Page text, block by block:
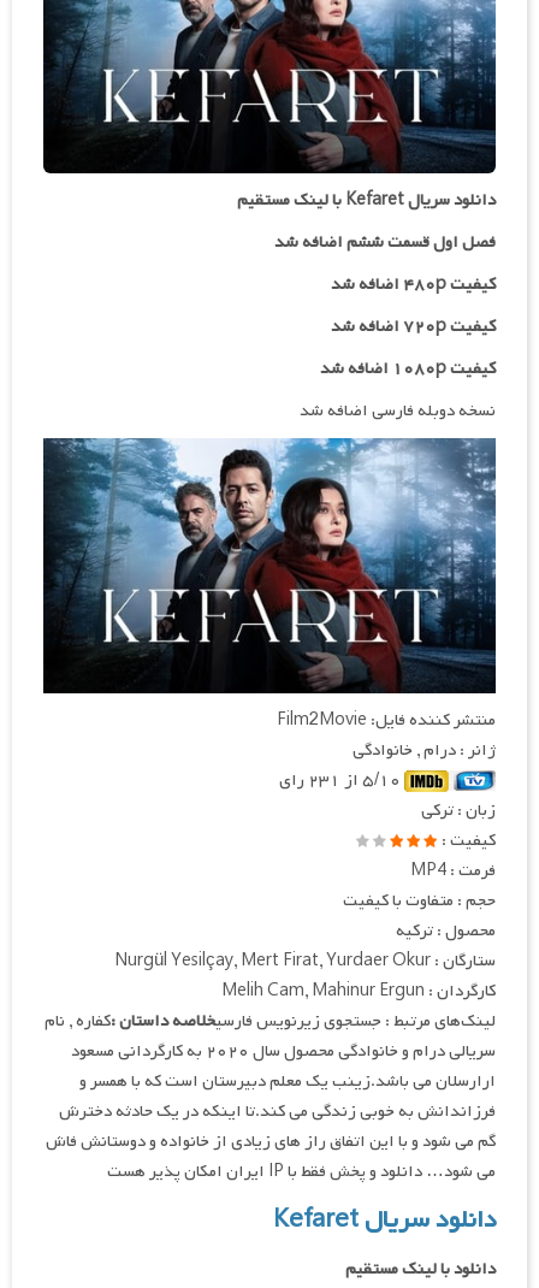
دانلود سریال Kefaret با لینک مستقیم
فصل اول قسمت ششم اضافه شد
کیفیت ۴۸۰p اضافه شد
کیفیت ۷۲۰p
اضافه شد
کیفیت ۱۰۸۰p اضافه شد
نسخه دوبله فارسی اضافه شد
منتشر کننده فایل: Film2Movie
ژانر : درام , خانوادگی
زبان : ترکی
کیفیت :
فرمت : MP4
حجم : متفاوت با کیفیت
محصول : ترکیه
ستارگان : Nurgül Yesilçay, Mert Firat, Yurdaer Okur
کارگردان : Melih Cam, Mahinur Ergun
لینک‌های مرتبط : جستجوی زیرنویس فارسیخلاصه داستان :کفاره , نام
سریالی درام و خانوادگی محصول سال ۲۰۲۰ به کارگردانی مسعود
ارارسلان می باشد.زینب یک معلم دبیرستان است که با همسر و
فرزاندانش به خوبی زندگی می کند.تا اینکه در یک حادثه دخترش
گم می شود و با این اتفاق راز های زیادی از خانواده و دوستانش فاش
می شود… دانلود و پخش فقط با IP ایران امکان پذیر هست
دانلود سریال Kefaret
دانلود با لینک مستقیم